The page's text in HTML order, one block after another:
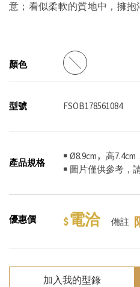
意；看似柔軟的質地中，擁抱
顏色
型號 FSOB178561084
產品規格
￭ Ø8.9cm，高7.4cm
￭ 圖片僅供參考，
優惠價 電洽 備註
加入我的型錄